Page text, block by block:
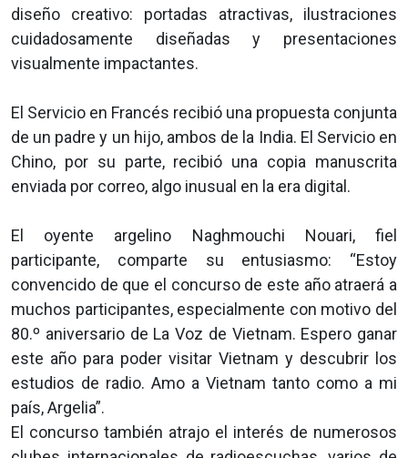
diseño creativo: portadas atractivas, ilustraciones
cuidadosamente diseñadas y presentaciones
visualmente impactantes.
El Servicio en Francés recibió una propuesta conjunta
de un padre y un hijo, ambos de la India. El Servicio en
Chino, por su parte, recibió una copia manuscrita
enviada por correo, algo inusual en la era digital.
El oyente argelino Naghmouchi Nouari, fiel
participante, comparte su entusiasmo: “Estoy
convencido de que el concurso de este año atraerá a
muchos participantes, especialmente con motivo del
80.º aniversario de La Voz de Vietnam. Espero ganar
este año para poder visitar Vietnam y descubrir los
estudios de radio. Amo a Vietnam tanto como a mi
país, Argelia”.
El concurso también atrajo el interés de numerosos